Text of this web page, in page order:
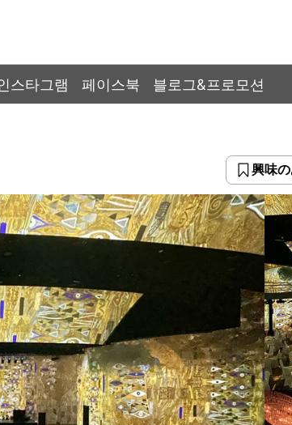
스타그램 페이스북 블로그&프로모션
興味